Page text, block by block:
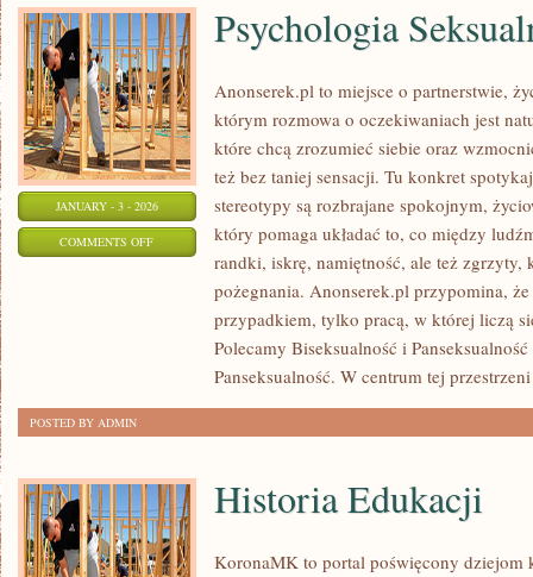
JANUARY - 3 - 2026
COMMENTS OFFON
PSYCHOLOGIA
SEKSUALNOŚCI
Psychologia
Anonserek.pl to miejsce o partnerstwie,
którym rozmowa o oczekiwaniach jest
które chcą zrozumieć siebie oraz
też bez taniej sensacji. Tu konkret
stereotypy są rozbrajane spokojnym,
który pomaga układać to, co między
randki, iskrę, namiętność, ale też
pożegnania. Anonserek.pl przypomina,
przypadkiem, tylko pracą, w której liczą
Polecamy Biseksualność i
Panseksualność. W centrum tej przestrzeni
POSTED BY ADMIN
Historia Edukacji
KoronaMK to portal poświęcony dziejom